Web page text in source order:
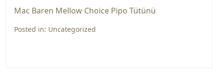
Mac Baren Mellow Choice Pipo Tütünü
Posted in: Uncategorized